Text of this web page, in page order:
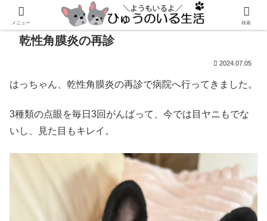
乾性角膜炎の再診
2024.07.05
はっちゃん、乾性角膜炎の再診で病院へ行ってきました。
3種類の点眼を毎日3回がんばって、今では目ヤニもでな
いし、見た目もキレイ。
メニュー 検索